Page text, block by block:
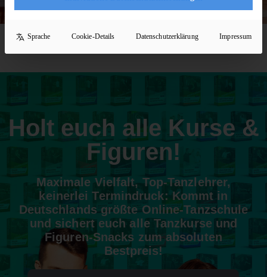
Holt euch alle Kurse &
Figuren!
Maximale Vielfalt, Top-Tanzlehrer,
keinerlei Termindruck: Kommt in
Deutschlands größte Online-Tanzschule
und sichert euch alle Tanzkurse und
Figuren-Snacks zum absoluten
Bestpreis!
Sprache Cookie-Details Datenschutzerklärung Impressum